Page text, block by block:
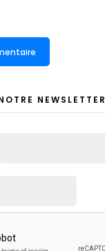
NEWSLETTER